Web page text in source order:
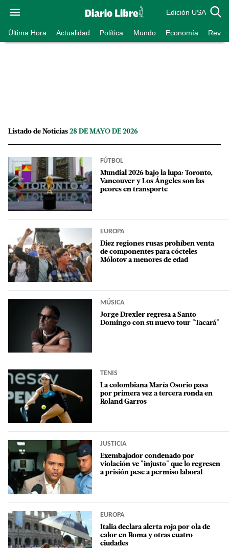
Edición USA
Última Hora Actualidad Política Mundo Economía
Listado de Noticias 28 DE MAYO DE 2026
FÚTBOL
Mundial 2026 bajo la lupa: Toronto,
Vancouver y Los Ángeles son las
peores en transporte
EUROPA
Diez regiones rusas prohíben venta
de componentes para cócteles
Mólotov a menores de edad
MÚSICA
Jorge Drexler regresa a Santo
Domingo con su nuevo tour "Tacará"
TENIS
La colombiana María Osorio pasa
por primera vez a tercera ronda en
Roland Garros
JUSTICIA
Exembajador condenado por
violación ve "injusto" que lo regresen
a prisión pese a permiso laboral
EUROPA
Italia declara alerta roja por ola de
calor en Roma y otras cuatro
ciudades